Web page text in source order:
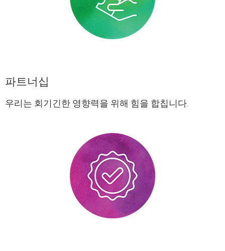
파트너십
우리는 회기긴한 영향력을 위해 힘을 합칩니다.